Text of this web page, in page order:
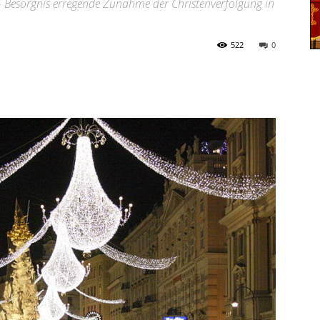
erregende Zunahme der Christenverfolgung in
0
522